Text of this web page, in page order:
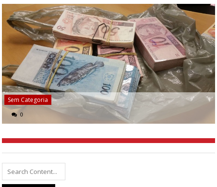
Sem Categoria
0
Search
for: